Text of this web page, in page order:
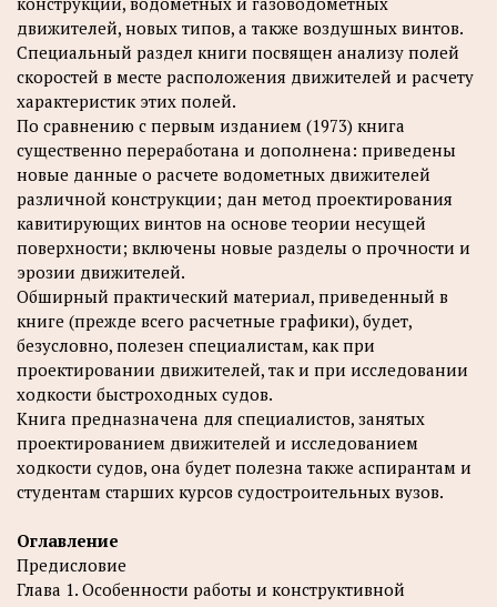
движителей, новых типов, а также воздушных винтов.
Специальный раздел книги посвящен анализу полей
скоростей в месте расположения движителей и расчету
характеристик этих полей.
По сравнению с первым изданием (1973) книга
существенно переработана и дополнена: приведены
новые данные о расчете водометных движителей
различной конструкции; дан метод проектирования
кавитирующих винтов на основе теории несущей
поверхности; включены новые разделы о прочности и
эрозии движителей.
Обширный практический материал, приведенный в
книге (прежде всего расчетные графики), будет,
безусловно, полезен специалистам, как при
проектировании движителей, так и при исследовании
ходкости быстроходных судов.
Книга предназначена для специалистов, занятых
проектированием движителей и исследованием
ходкости судов, она будет полезна также аспирантам и
студентам старших курсов судостроительных вузов.
Оглавление
Предисловие
Глава 1. Особенности работы и конструктивной